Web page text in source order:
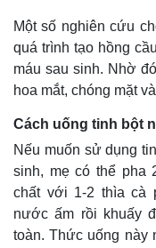
Một số nghiên cứu
quá trình tạo hồng
máu sau sinh. Nhờ
hoa mắt, chóng mặt
Cách uống tinh bột
Nếu muốn sử dụng
sinh, mẹ có thể pha
chất với 1-2 thìa cà
nước ấm rồi khuấy
toàn. Thức uống này